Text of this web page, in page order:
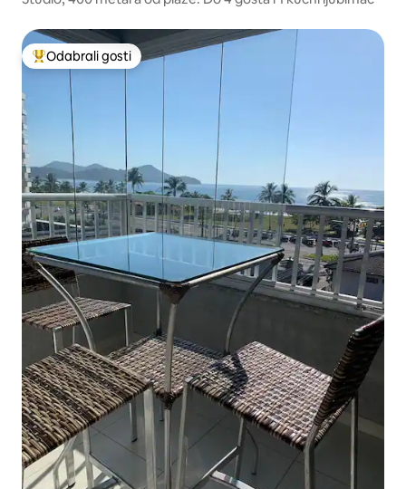
Među najviše rangiranima s oznakom „Odabrali gosti”
Odabrali gosti